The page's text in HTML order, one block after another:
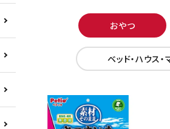
おやつ
ベッド・ハウス・